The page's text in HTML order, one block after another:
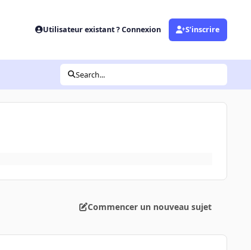
Utilisateur existant ? Connexion S’inscrire
Search...
Commencer un nouveau sujet